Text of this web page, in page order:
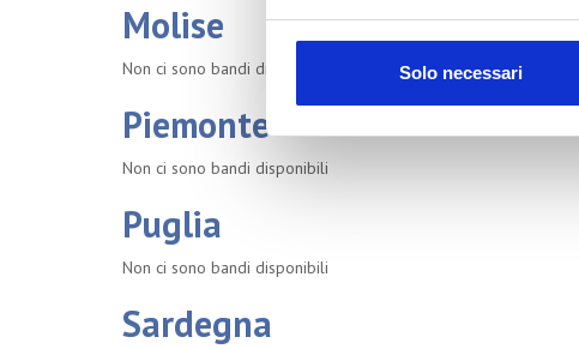
Solo necessari
Molise
Non ci sono bandi disponibili
Piemonte
Non ci sono bandi disponibili
Puglia
Non ci sono bandi disponibili
Sardegna